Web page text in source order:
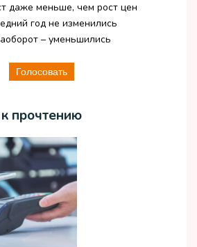
даже меньше, чем рост цен
год не изменились
– уменьшились
Голосовать
прочтению